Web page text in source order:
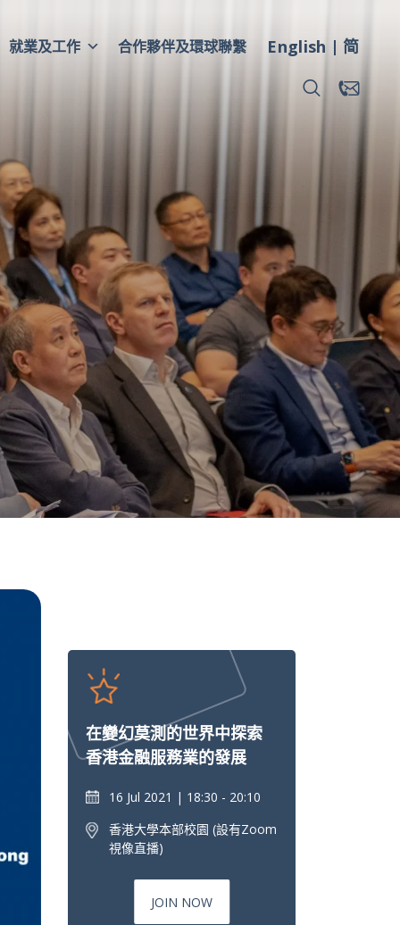
就業及工作 合作夥伴及環球聯繫 English 简
在變幻莫測的世界中探索
香港金融服務業的發展
16 Jul 2021
18:30 - 20:10
香港大學本部校園 (設有Zoom
視像直播)
JOIN NOW